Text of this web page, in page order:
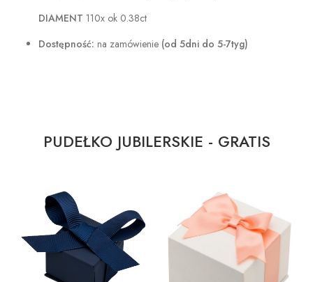
DIAMENT 110x ok 0.38ct
Dostępność: na zamówienie (od 5dni do 5-7tyg)
PUDEŁKO JUBILERSKIE - GRATIS